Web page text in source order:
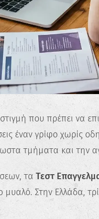
στιγμή που πρέπει να
έναν γρίφο χωρίς
τμήματα και την
τα Τεστ
μυαλό. Στην Ελλάδα,